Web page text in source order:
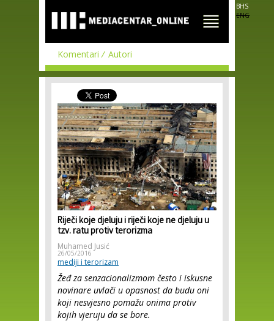
main
content
BHS
ENG
Komentari Autori
Riječi koje djeluju i riječi koje ne djeluju u
tzv. ratu protiv terorizma
Muhamed Jusić
26/05/2016
mediji i terorizam
Žeđ za senzacionalizmom često i iskusne
novinare uvlači u opasnost da budu oni
koji nesvjesno pomažu onima protiv
kojih vjeruju da se bore.